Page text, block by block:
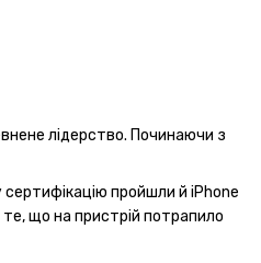
лідерство. Починаючи з
пройшли й iPhone
що на пристрій потрапило